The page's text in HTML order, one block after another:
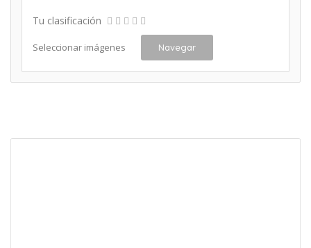
Tu clasificación
Seleccionar imágenes Navegar